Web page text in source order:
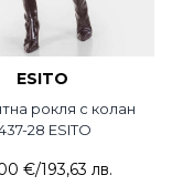
ESITO
рокля с колан
28 ESITO
€/193,63 лв.